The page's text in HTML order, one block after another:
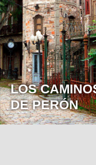
EL LUGAR
DONDE VIVIÓ
CORTÁZAR